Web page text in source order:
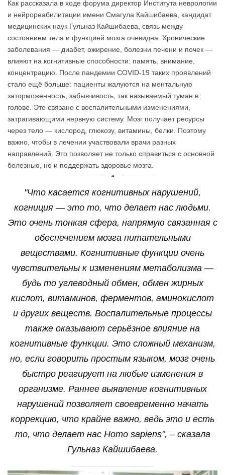
Как рассказала в ходе форума директор Института неврологии
и нейрореабилитации имени Смагула Кайшибаева, кандидат
медицинских наук Гульназ Кайшибаева, связь между
состоянием тела и функцией мозга очевидна. Хронические
заболевания — диабет, ожирение, болезни печени и почек —
влияют на когнитивные способности: память, внимание,
концентрацию. После пандемии COVID-19 таких проявлений
стало ещё больше: пациенты жалуются на ментальную
заторможенность, забывчивость, так называемый туман в
голове. Это связано с воспалительными изменениями,
затрагивающими нервную систему. Мозг получает ресурсы
через тело — кислород, глюкозу, витамины, белки. Поэтому
важно, чтобы в лечении участвовали врачи разных
направлений. Это позволяет не только справиться с основной
болезнью, но и поддержать здоровье мозга.
"Что касается когнитивных нарушений,
когниция — это то, что делает нас людьми.
Это очень тонкая сфера, напрямую связанная с
обеспечением мозга питательными
веществами. Когнитивные функции очень
чувствительны к изменениям метаболизма —
будь то углеводный обмен, обмен жирных
кислот, витаминов, ферментов, аминокислот
и других веществ. Воспалительные процессы
также оказывают серьёзное влияние на
когнитивные функции. Это сложный механизм,
но, если говорить простым языком, мозг очень
быстро реагирует на любые изменения в
организме. Раннее выявление когнитивных
нарушений позволяет своевременно начать
коррекцию, что крайне важно, ведь это и есть
то, что делает нас Homo sapiens", – сказала
Гульназ Кайшибаева.